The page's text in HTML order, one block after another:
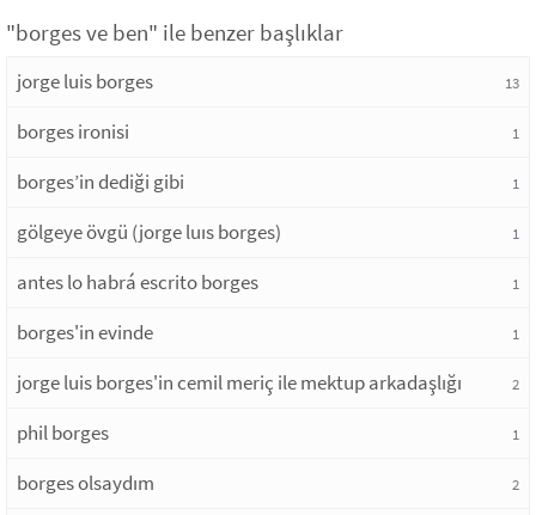
"borges ve ben" ile benzer başlıklar
jorge luis borges 13
borges ironisi 1
borges’in dediği gibi 1
gölgeye övgü (jorge luıs borges) 1
antes lo habrá escrito borges 1
borges'in evinde 1
jorge luis borges'in cemil meriç ile mektup arkadaşlığı 2
phil borges 1
borges olsaydım 2